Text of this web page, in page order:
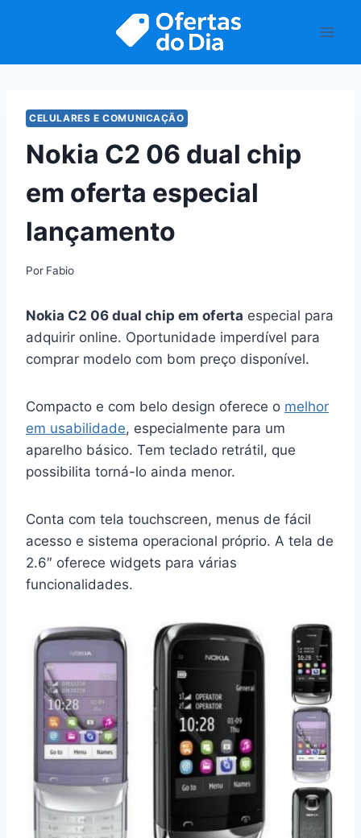
CELULARES E COMUNICAÇÃO
Nokia C2 06 dual chip
em oferta especial
lançamento
Por Fabio
Nokia C2 06 dual chip em oferta especial para
adquirir online. Oportunidade imperdível para
comprar modelo com bom preço disponível.
Compacto e com belo design oferece o melhor
em usabilidade, especialmente para um
aparelho básico. Tem teclado retrátil, que
possibilita torná-lo ainda menor.
Conta com tela touchscreen, menus de fácil
acesso e sistema operacional próprio. A tela de
2.6″ oferece widgets para várias
funcionalidades.